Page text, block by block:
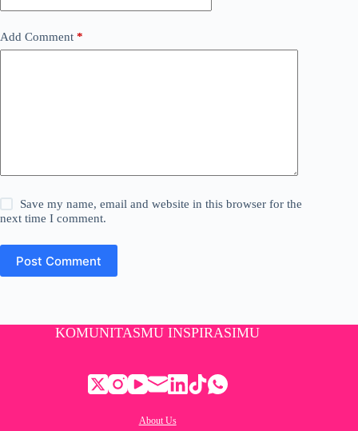
Add Comment *
Save my name, email and website in this browser for the
next time I comment.
Post Comment
KOMUNITASMU INSPIRASIMU
About Us